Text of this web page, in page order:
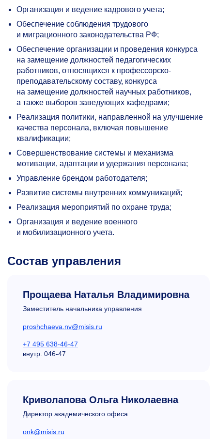
Организация и ведение кадрового учета;
Обеспечение соблюдения трудового
и миграционного законодательства РФ;
Обеспечение организации и проведения конкурса
на замещение должностей педагогических
работников, относящихся к профессорско-
преподавательскому составу, конкурса
на замещение должностей научных работников,
а также выборов заведующих кафедрами;
Реализация политики, направленной на улучшение
качества персонала, включая повышение
квалификации;
Совершенствование системы и механизма
мотивации, адаптации и удержания персонала;
Управление брендом работодателя;
Развитие системы внутренних коммуникаций;
Реализация мероприятий по охране труда;
Организация и ведение военного
и мобилизационного учета.
Состав управления
Прощаева Наталья Владимировна
Заместитель начальника управления
proshchaeva.nv@misis.ru
+7 495 638-46-47
внутр. 046-47
Криволапова Ольга Николаевна
Директор академического офиса
onk@misis.ru